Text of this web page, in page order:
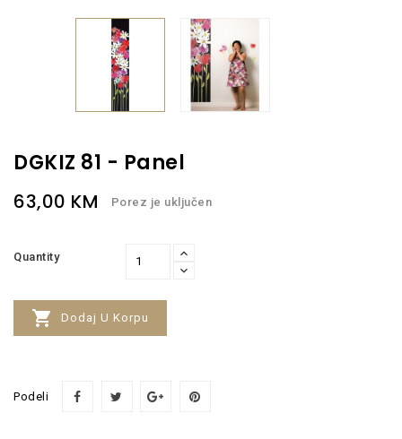
DGKIZ 81 - Panel
63,00 KM Porez je uključen
Quantity
 Dodaj U Korpu
Podeli